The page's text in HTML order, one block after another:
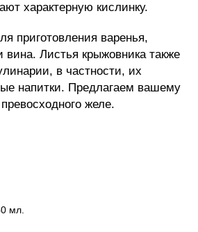
характерную кислинку.
приготовления варенья,
вина. Листья крыжовника также
в частности, их
напитки. Предлагаем вашему
желе.
мл.